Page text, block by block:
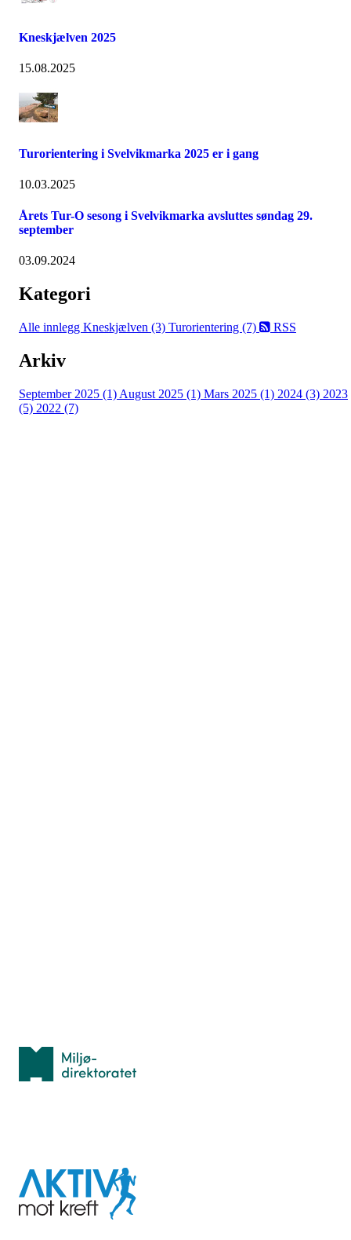
Kneskjælven 2025
15.08.2025
Turorientering i Svelvikmarka 2025 er i gang
10.03.2025
Årets Tur-O sesong i Svelvikmarka avsluttes søndag 29.
september
03.09.2024
Kategori
Alle innlegg Kneskjælven (3) Turorientering (7) RSS
Arkiv
September 2025 (1) August 2025 (1) Mars 2025 (1) 2024 (3) 2023
(5) 2022 (7)